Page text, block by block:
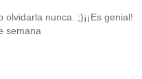
nunca. ;)¡¡Es genial!
semana